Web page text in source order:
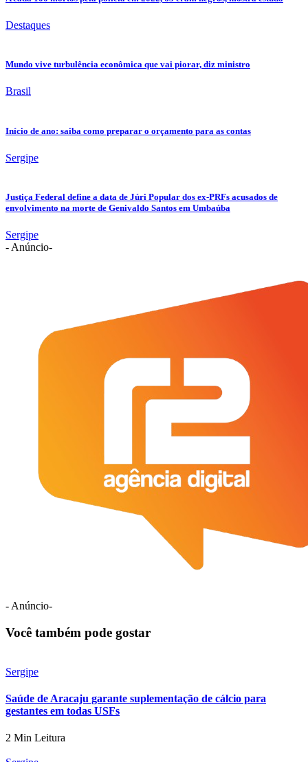
Destaques
Mundo vive turbulência econômica que vai piorar, diz ministro
Brasil
Início de ano: saiba como preparar o orçamento para as contas
Sergipe
Justiça Federal define a data de Júri Popular dos ex-PRFs acusados de
envolvimento na morte de Genivaldo Santos em Umbaúba
Sergipe
- Anúncio-
- Anúncio-
Você também pode gostar
Sergipe
Saúde de Aracaju garante suplementação de cálcio para
gestantes em todas USFs
2 Min Leitura